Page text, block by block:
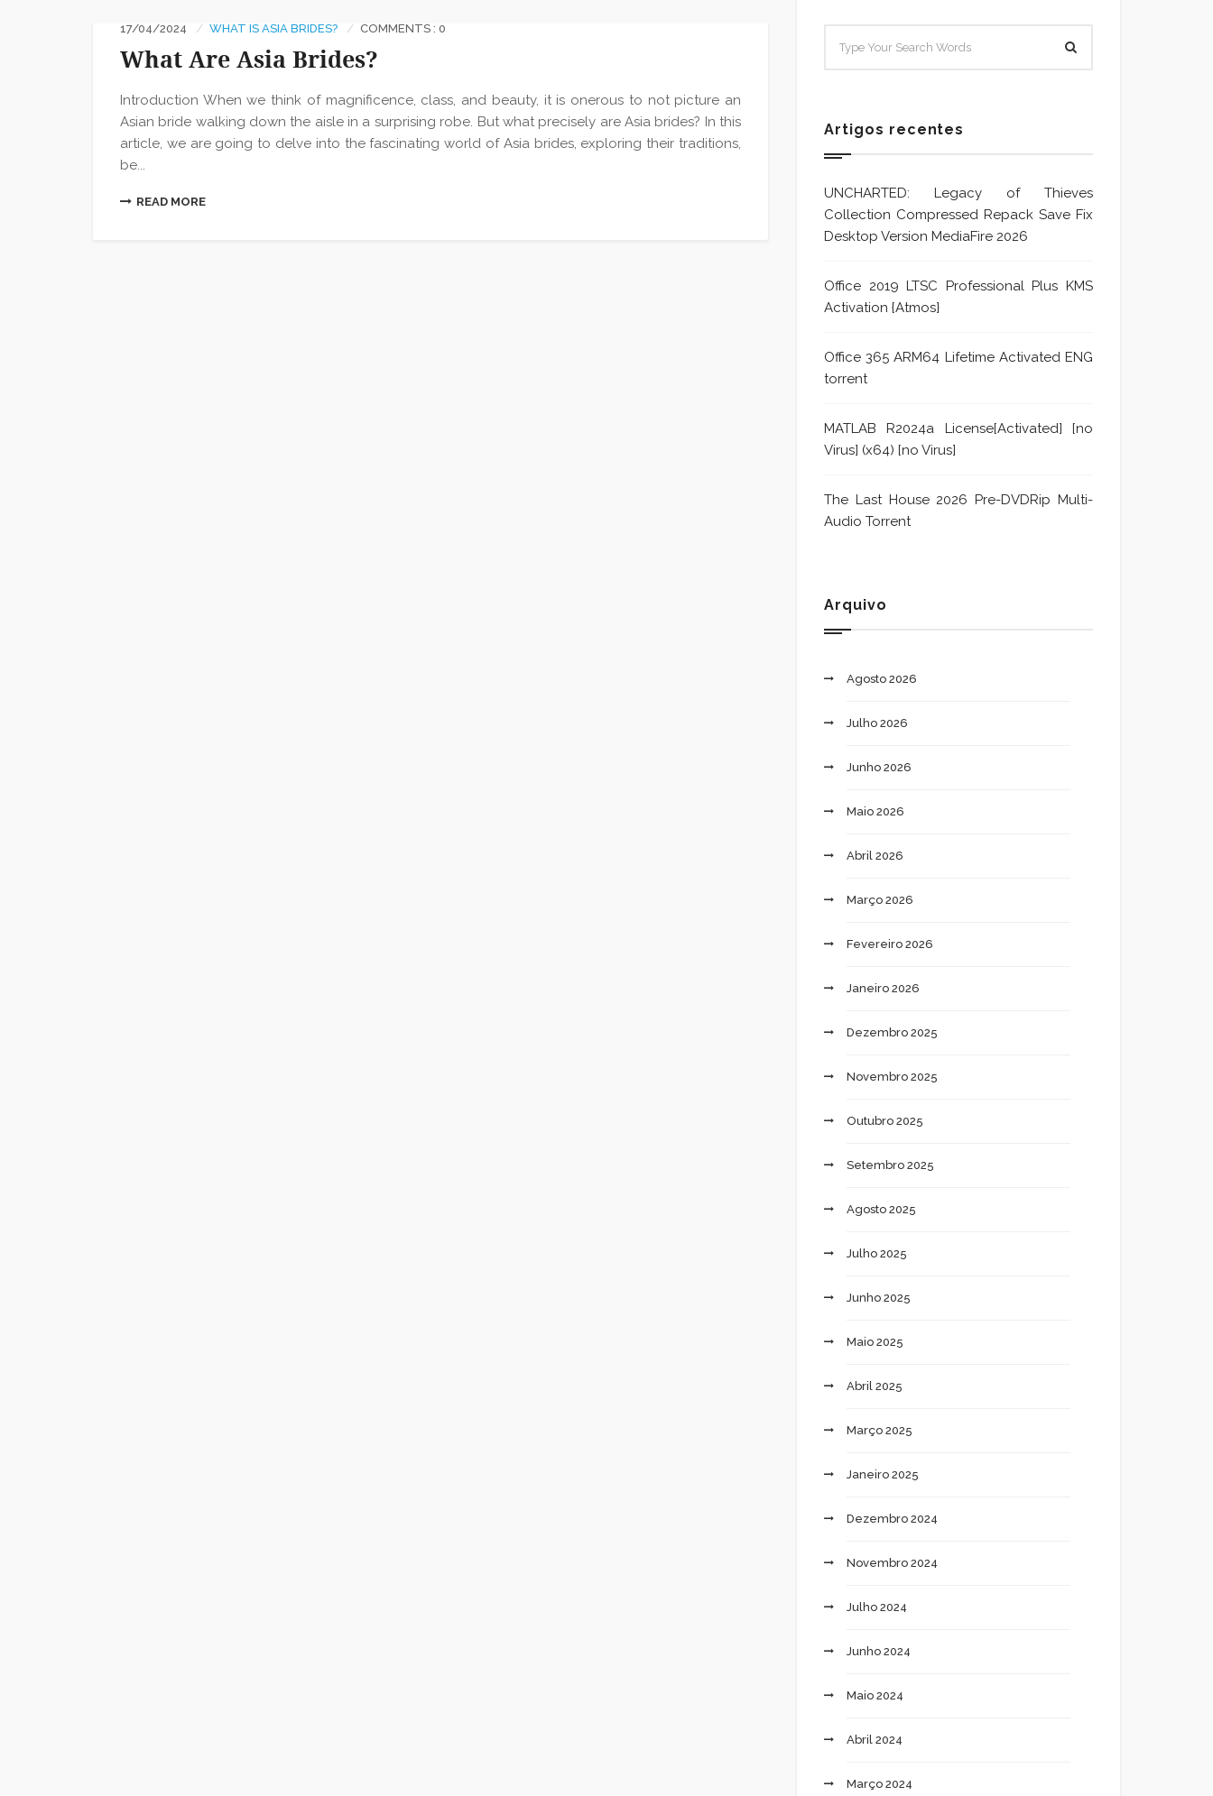
17/04/2024 WHAT IS ASIA BRIDES? COMMENTS : 0
What Are Asia Brides?
Introduction When we think of magnificence, class, and beauty, it is onerous to not picture an
Asian bride walking down the aisle in a surprising robe. But what precisely are Asia brides? In this
article, we are going to delve into the fascinating world of Asia brides, exploring their traditions,
be...
READ MORE
Artigos recentes
UNCHARTED: Legacy of Thieves
Collection Compressed Repack Save Fix
Desktop Version MediaFire 2026
Office 2019 LTSC Professional Plus KMS
Activation {Atmos}
Office 365 ARM64 Lifetime Activated ENG
torrent
MATLAB R2024a License[Activated] [no
Virus] (x64) [no Virus]
The Last House 2026 Pre-DVDRip Multi-
Audio Torrent
Arquivo
Agosto 2026
Julho 2026
Junho 2026
Maio 2026
Abril 2026
Março 2026
Fevereiro 2026
Janeiro 2026
Dezembro 2025
Novembro 2025
Outubro 2025
Setembro 2025
Agosto 2025
Julho 2025
Junho 2025
Maio 2025
Abril 2025
Março 2025
Janeiro 2025
Dezembro 2024
Novembro 2024
Julho 2024
Junho 2024
Maio 2024
Abril 2024
Março 2024